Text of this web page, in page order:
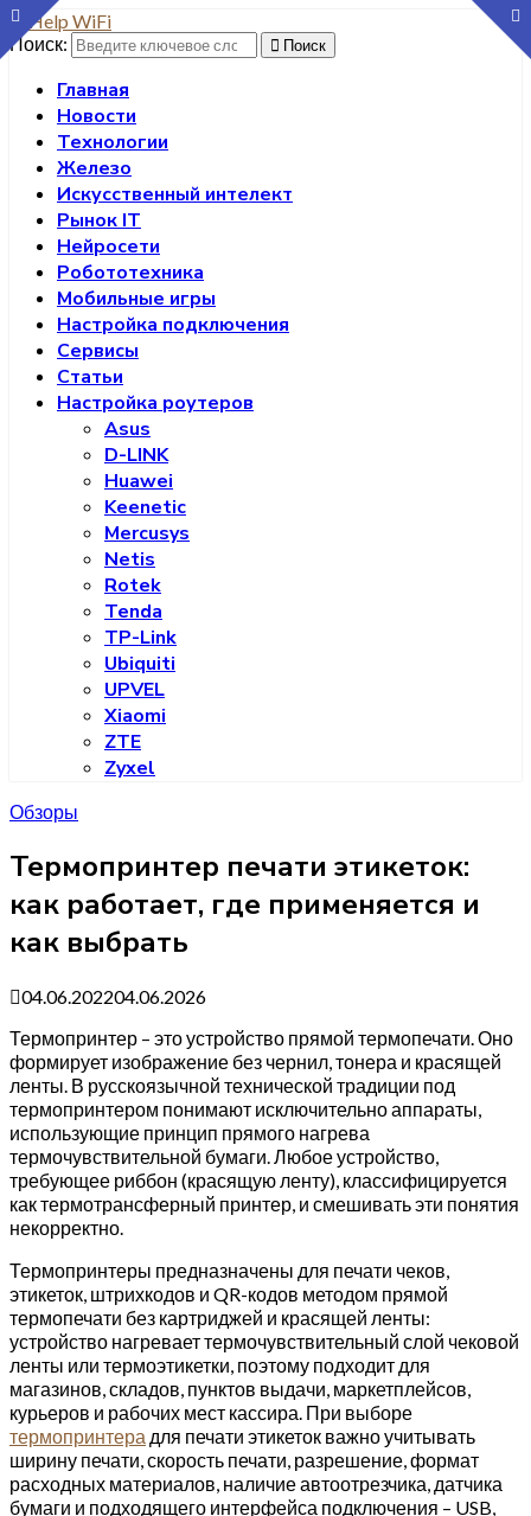
Поиск: Поиск
Главная
Новости
Технологии
Железо
Искусственный интелект
Рынок IT
Нейросети
Робототехника
Мобильные игры
Настройка подключения
Сервисы
Статьи
Настройка роутеров
Asus
D-LINK
Huawei
Keenetic
Mercusys
Netis
Rotek
Tenda
TP-Link
Ubiquiti
UPVEL
Xiaomi
ZTE
Zyxel
Обзоры
Термопринтер печати этикеток:
как работает, где применяется и
как выбрать
04.06.202204.06.2026
Термопринтер – это устройство прямой термопечати. Оно
формирует изображение без чернил, тонера и красящей
ленты. В русскоязычной технической традиции под
термопринтером понимают исключительно аппараты,
использующие принцип прямого нагрева
термочувствительной бумаги. Любое устройство,
требующее риббон (красящую ленту), классифицируется
как термотрансферный принтер, и смешивать эти понятия
некорректно.
Термопринтеры предназначены для печати чеков,
этикеток, штрихкодов и QR-кодов методом прямой
термопечати без картриджей и красящей ленты:
устройство нагревает термочувствительный слой чековой
ленты или термоэтикетки, поэтому подходит для
магазинов, складов, пунктов выдачи, маркетплейсов,
курьеров и рабочих мест кассира. При выборе
термопринтера для печати этикеток важно учитывать
ширину печати, скорость печати, разрешение, формат
расходных материалов, наличие автоотрезчика, датчика
бумаги и подходящего интерфейса подключения – USB,